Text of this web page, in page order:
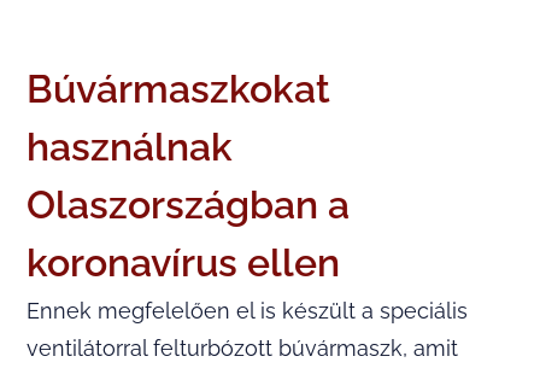
Búvármaszkokat
használnak
Olaszországban a
koronavírus ellen
Ennek megfelelően el is készült a speciális
ventilátorral felturbózott búvármaszk, amit